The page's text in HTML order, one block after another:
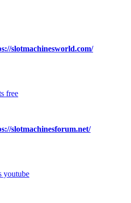
slotmachinesworld.com/
free
slotmachinesforum.net/
youtube